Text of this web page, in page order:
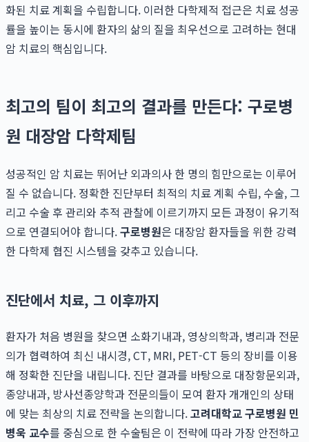
화된 치료 계획을 수립합니다. 이러한 다학제적 접근은 치료 성공
률을 높이는 동시에 환자의 삶의 질을 최우선으로 고려하는 현대
암 치료의 핵심입니다.
최고의 팀이 최고의 결과를 만든다: 구로병
원 대장암 다학제팀
성공적인 암 치료는 뛰어난 외과의사 한 명의 힘만으로는 이루어
질 수 없습니다. 정확한 진단부터 최적의 치료 계획 수립, 수술, 그
리고 수술 후 관리와 추적 관찰에 이르기까지 모든 과정이 유기적
으로 연결되어야 합니다.구로병원은 대장암 환자들을 위한 강력
한 다학제 협진 시스템을 갖추고 있습니다.
진단에서 치료, 그 이후까지
환자가 처음 병원을 찾으면 소화기내과, 영상의학과, 병리과 전문
의가 협력하여 최신 내시경, CT, MRI, PET-CT 등의 장비를 이용
해 정확한 진단을 내립니다. 진단 결과를 바탕으로 대장항문외과,
종양내과, 방사선종양학과 전문의들이 모여 환자 개개인의 상태
에 맞는 최상의 치료 전략을 논의합니다.고려대학교 구로병원 민
병욱 교수를 중심으로 한 수술팀은 이 전략에 따라 가장 안전하고